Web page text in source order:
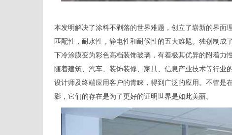
本发明解决了涂料不剥落的世界难题，创立了崭新的界
匹配性，耐水性，静电性和耐候性的五大难题。独创制
下冷涂膜变为彩色高档装饰玻璃，有着极其优异的附着力
随着建筑、汽车、装饰装修、家具、信息产业技术等行
设计师及终端应用客户的青睐，得到广泛的应用。不管
影，它们的存在是为了更好的证明世界是如此美丽。